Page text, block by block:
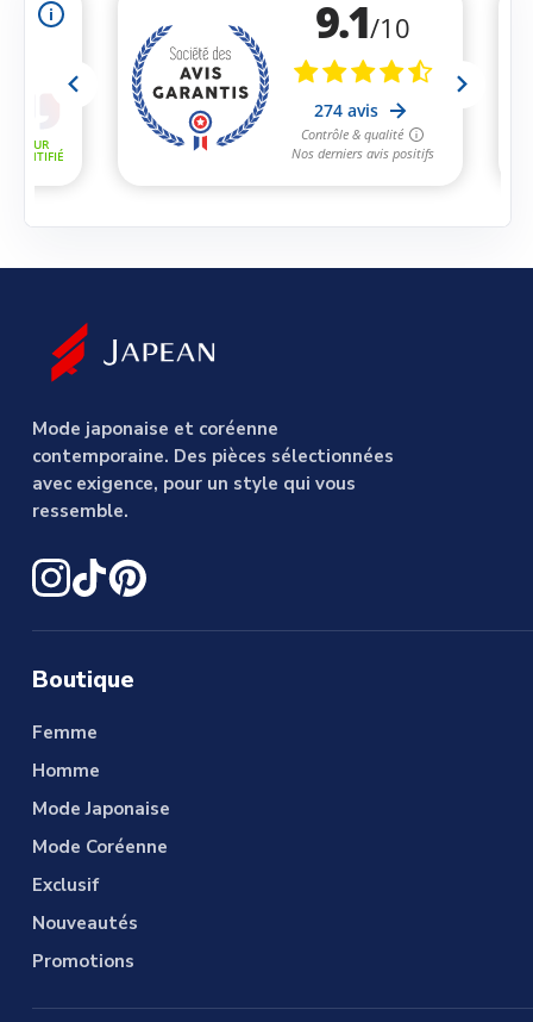
Mode japonaise et coréenne
contemporaine. Des pièces sélectionnées
avec exigence, pour un style qui vous
ressemble.
Boutique
Femme
Homme
Mode Japonaise
Mode Coréenne
Exclusif
Nouveautés
Promotions